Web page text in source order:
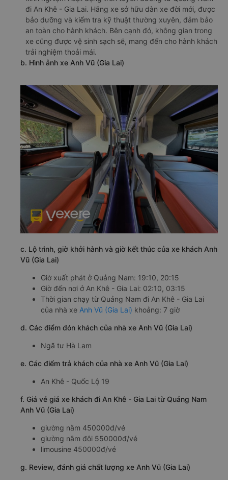
đi An Khê - Gia Lai. Hãng xe sở hữu dàn xe đời mới, được
bảo dưỡng và kiểm tra kỹ thuật thường xuyên, đảm bảo
an toàn cho hành khách. Bên cạnh đó, không gian trong
xe cũng được vệ sinh sạch sẽ, mang đến cho hành khách
trải nghiệm thoải mái.
b. Hình ảnh xe Anh Vũ (Gia Lai)
c. Lộ trình, giờ khởi hành và giờ kết thúc của xe khách Anh
Vũ (Gia Lai)
Giờ xuất phát ở Quảng Nam: 19:10, 20:15
Giờ đến nơi ở An Khê - Gia Lai: 02:10, 03:15
Thời gian chạy từ Quảng Nam đi An Khê - Gia Lai
của nhà xe Anh Vũ (Gia Lai) khoảng: 7 giờ
d. Các điểm đón khách của nhà xe Anh Vũ (Gia Lai)
Ngã tư Hà Lam
e. Các điểm trả khách của nhà xe Anh Vũ (Gia Lai)
An Khê - Quốc Lộ 19
f. Giá vé giá xe khách đi An Khê - Gia Lai từ Quảng Nam
Anh Vũ (Gia Lai)
giường nằm 450000đ/vé
giường nằm đôi 550000đ/vé
limousine 450000đ/vé
g. Review, đánh giá chất lượng xe Anh Vũ (Gia Lai)